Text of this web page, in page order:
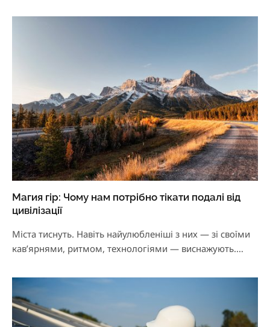
Магия гір: Чому нам потрібно тікати подалі від
цивілізації
Міста тиснуть. Навіть найулюбленіші з них — зі своїми
кав’ярнями, ритмом, технологіями — виснажують.